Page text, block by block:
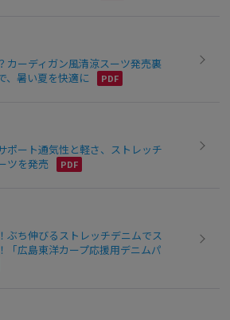
カーディガン風清涼スーツ発売裏
、暑い夏を快適に
ポート通気性と軽さ、ストレッチ
ツを発売
ぶち伸びるストレッチデニムでス
「広島東洋カープ応援用デニムパ